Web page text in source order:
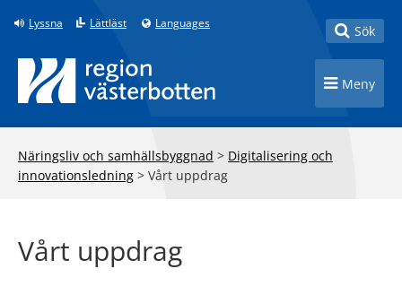
Till innehåll på sidan
Lyssna Lättläst Languages Toggle
Sök
Toggle
Meny
Näringsliv och samhällsbyggnad > Digitalisering och
innovationsledning > Vårt uppdrag
Vårt uppdrag